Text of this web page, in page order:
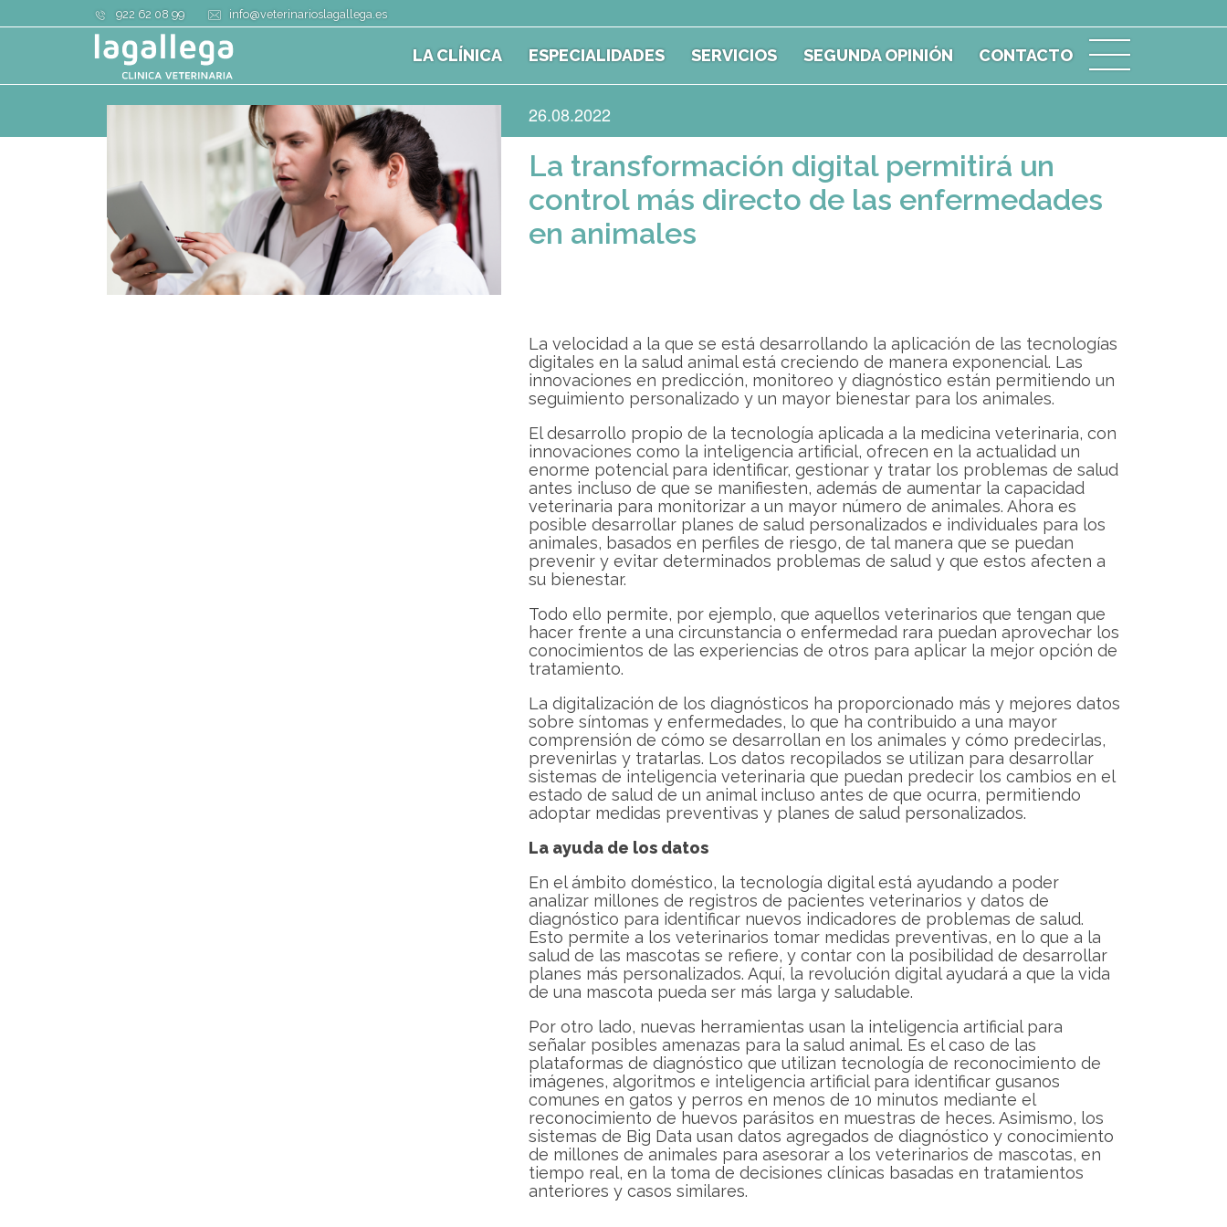
922 62 08 99 info@veterinarioslagallega.es
LA CLÍNICA ESPECIALIDADES SERVICIOS SEGUNDA OPINIÓN CONTACTO
26.08.2022
La transformación digital permitirá un
control más directo de las enfermedades
en animales
La velocidad a la que se está desarrollando la aplicación de las tecnologías
digitales en la salud animal está creciendo de manera exponencial. Las
innovaciones en predicción, monitoreo y diagnóstico están permitiendo un
seguimiento personalizado y un mayor bienestar para los animales.
El desarrollo propio de la tecnología aplicada a la medicina veterinaria, con
innovaciones como la inteligencia artificial, ofrecen en la actualidad un
enorme potencial para identificar, gestionar y tratar los problemas de salud
antes incluso de que se manifiesten, además de aumentar la capacidad
veterinaria para monitorizar a un mayor número de animales. Ahora es
posible desarrollar planes de salud personalizados e individuales para los
animales, basados en perfiles de riesgo, de tal manera que se puedan
prevenir y evitar determinados problemas de salud y que estos afecten a
su bienestar.
Todo ello permite, por ejemplo, que aquellos veterinarios que tengan que
hacer frente a una circunstancia o enfermedad rara puedan aprovechar los
conocimientos de las experiencias de otros para aplicar la mejor opción de
tratamiento.
La digitalización de los diagnósticos ha proporcionado más y mejores datos
sobre síntomas y enfermedades, lo que ha contribuido a una mayor
comprensión de cómo se desarrollan en los animales y cómo predecirlas,
prevenirlas y tratarlas. Los datos recopilados se utilizan para desarrollar
sistemas de inteligencia veterinaria que puedan predecir los cambios en el
estado de salud de un animal incluso antes de que ocurra, permitiendo
adoptar medidas preventivas y planes de salud personalizados.
La ayuda de los datos
En el ámbito doméstico, la tecnología digital está ayudando a poder
analizar millones de registros de pacientes veterinarios y datos de
diagnóstico para identificar nuevos indicadores de problemas de salud.
Esto permite a los veterinarios tomar medidas preventivas, en lo que a la
salud de las mascotas se refiere, y contar con la posibilidad de desarrollar
planes más personalizados. Aquí, la revolución digital ayudará a que la vida
de una mascota pueda ser más larga y saludable.
Por otro lado, nuevas herramientas usan la inteligencia artificial para
señalar posibles amenazas para la salud animal. Es el caso de las
plataformas de diagnóstico que utilizan tecnología de reconocimiento de
imágenes, algoritmos e inteligencia artificial para identificar gusanos
comunes en gatos y perros en menos de 10 minutos mediante el
reconocimiento de huevos parásitos en muestras de heces. Asimismo, los
sistemas de Big Data usan datos agregados de diagnóstico y conocimiento
de millones de animales para asesorar a los veterinarios de mascotas, en
tiempo real, en la toma de decisiones clínicas basadas en tratamientos
anteriores y casos similares.